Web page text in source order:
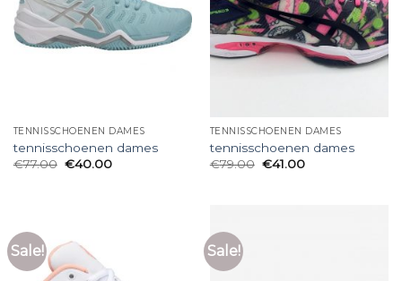
TENNISSCHOENEN DAMES
tennisschoenen dames
€77.00 €40.00
TENNISSCHOENEN DAMES
tennisschoenen dames
€79.00 €41.00
Sale! Sale!